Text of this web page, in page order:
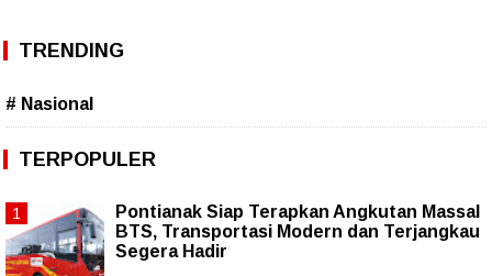
TRENDING
# Nasional
TERPOPULER
Pontianak Siap Terapkan Angkutan Massal
BTS, Transportasi Modern dan Terjangkau
Segera Hadir